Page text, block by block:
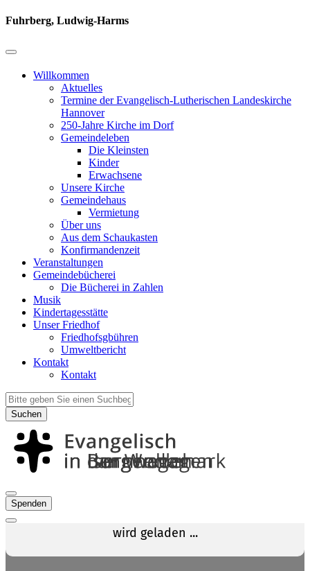
Fuhrberg, Ludwig-Harms
Willkommen
Aktuelles
Termine der Evangelisch-Lutherischen Landeskirche
Hannover
250-Jahre Kirche im Dorf
Gemeindeleben
Die Kleinsten
Kinder
Erwachsene
Unsere Kirche
Gemeindehaus
Vermietung
Über uns
Aus dem Schaukasten
Konfirmandenzeit
Veranstaltungen
Gemeindebücherei
Die Bücherei in Zahlen
Musik
Kindertagesstätte
Unser Friedhof
Friedhofsgbühren
Umweltbericht
Kontakt
Kontakt
Suchen
Spenden